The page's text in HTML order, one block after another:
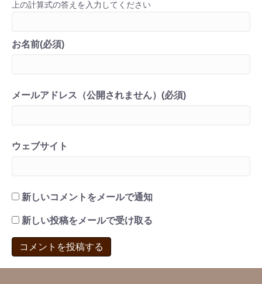
上の計算式の答えを入力してください
お名前(必須)
メールアドレス（公開されません）(必須)
ウェブサイト
新しいコメントをメールで通知
新しい投稿をメールで受け取る